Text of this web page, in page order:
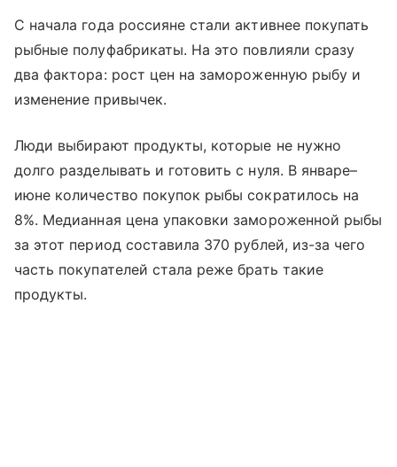
С начала года россияне стали активнее покупать
рыбные полуфабрикаты. На это повлияли сразу
два фактора: рост цен на замороженную рыбу и
изменение привычек.
Люди выбирают продукты, которые не нужно
долго разделывать и готовить с нуля. В январе–
июне количество покупок рыбы сократилось на
8%. Медианная цена упаковки замороженной рыбы
за этот период составила 370 рублей, из-за чего
часть покупателей стала реже брать такие
продукты.